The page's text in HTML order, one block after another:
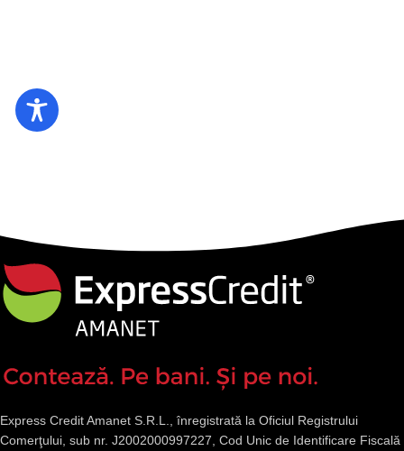
Express Credit Amanet S.R.L., înregistrată la Oficiul Registrului
Comerţului, sub nr. J2002000997227, Cod Unic de Identificare Fiscală